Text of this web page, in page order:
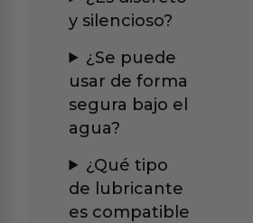
y silencioso?
¿Se puede
usar de forma
segura bajo el
agua?
¿Qué tipo
de lubricante
es compatible